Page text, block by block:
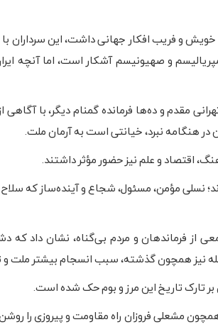
خویش و فریب افکار جهانی داشت، این سرداران
و صهیونیسم آشکار است، اما آنچه
مقدم و ده‌ها فرمانده گمنام دیگر، با آگاهی
هنگامه نبرد، خیانتی است به آرمان ملت.
اقتصاد و علم نیز حضور مؤثر داشتند.
نسلی مؤمن، مسئول، شجاع و آینده‌ساز که
صهیونیستی در ۲۳ خرداد ۱۴۰۴ و شهادت جمعی از فرماندهان و مردم
نیز همچون گذشته، سبب انسجام بیشتر ملت
بر تارک تاریخ این مرز و بوم حک شده است.
فروزان راه مقاومت و پیروزی را روشن